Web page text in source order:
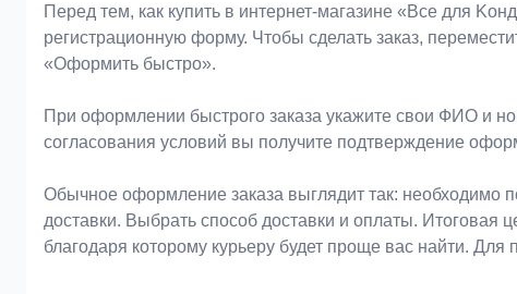
Оформление заказа
Перед тем, как купить в интернет-магазине «Bce для
регистрационную форму. Чтобы сделать заказ,
«Оформить быстро».
При оформлении быстрого заказа укажите свои ФИО и
согласования условий вы получите подтверждение
Обычное оформление заказа выглядит так: необходимо
доставки. Выбрать способ доставки и оплаты. Итоговая
благодаря которому курьеру будет проще вас найти.